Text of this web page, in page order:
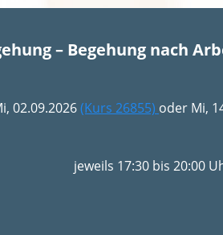
– Begehung nach
02.09.2026(Kurs 26855) oder Mi,
jeweils 17:30 bis 20:00